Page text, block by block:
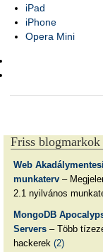
iPad
iPhone
Opera Mini
Friss blogmarkok
Web
munkaterv–
2.1 nyilvános
MongoDB
Servers– Több
hackerek (2)